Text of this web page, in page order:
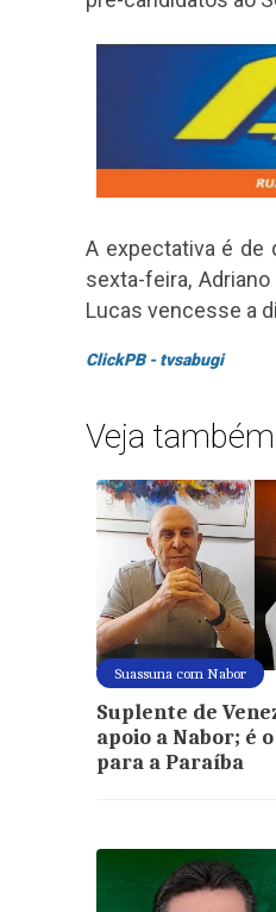
A expectativa é de
sexta-feira,
Lucas vencesse a
ClickPB - tvsabugi
Veja também
Suassuna com Nabor
Suplente de
apoio a Nabor; é
para a Paraíba